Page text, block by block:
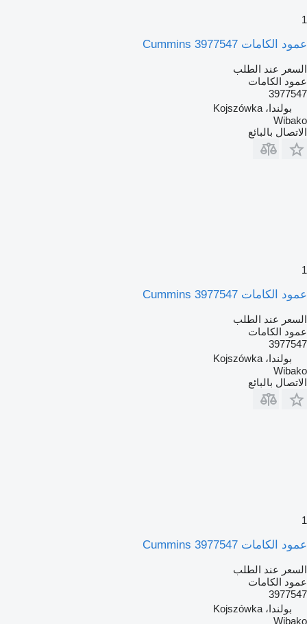
1
عمود الكامات Cummins 3977547
السعر عند الطلب
عمود الكامات
3977547
بولندا، Kojszówka
Wibako
الاتصال بالبائع
1
عمود الكامات Cummins 3977547
السعر عند الطلب
عمود الكامات
3977547
بولندا، Kojszówka
Wibako
الاتصال بالبائع
1
عمود الكامات Cummins 3977547
السعر عند الطلب
عمود الكامات
3977547
بولندا، Kojszówka
Wibako